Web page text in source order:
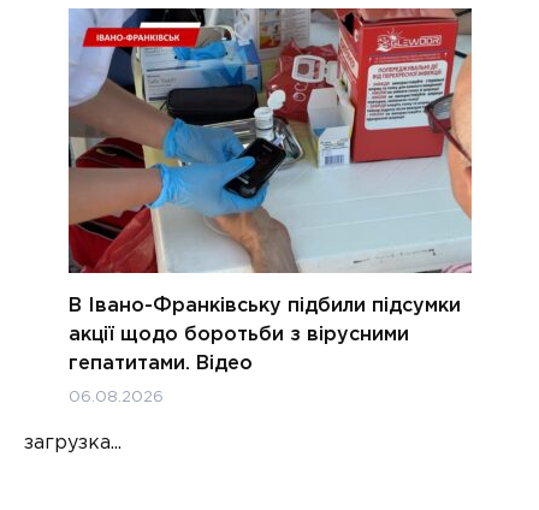
В Івано-Франківську підбили підсумки
акції щодо боротьби з вірусними
гепатитами. Відео
06.08.2026
загрузка...